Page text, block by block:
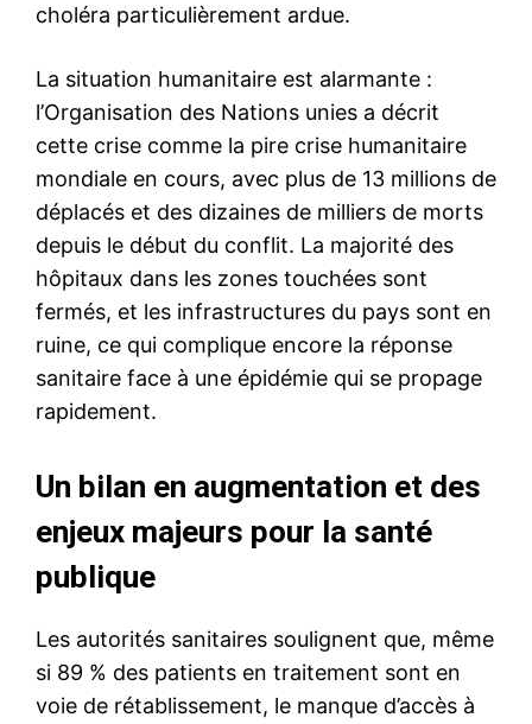
choléra particulièrement ardue.
La situation humanitaire est alarmante :
l’Organisation des Nations unies a décrit
cette crise comme la pire crise humanitaire
mondiale en cours, avec plus de 13 millions de
déplacés et des dizaines de milliers de morts
depuis le début du conflit. La majorité des
hôpitaux dans les zones touchées sont
fermés, et les infrastructures du pays sont en
ruine, ce qui complique encore la réponse
sanitaire face à une épidémie qui se propage
rapidement.
Un bilan en augmentation et des
enjeux majeurs pour la santé
publique
Les autorités sanitaires soulignent que, même
si 89 % des patients en traitement sont en
voie de rétablissement, le manque d’accès à